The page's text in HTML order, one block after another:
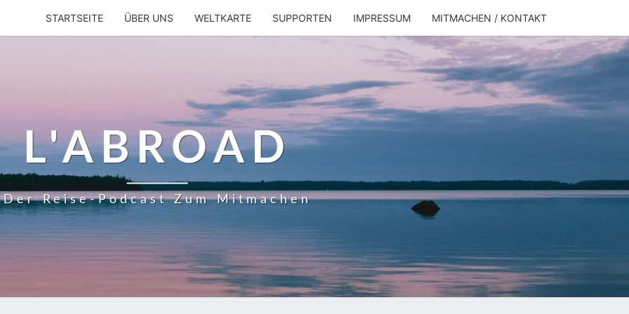
STARTSEITE ÜBER UNS WELTKARTE SUPPORTEN IMPRESSUM MITMACHEN / KONTAKT
L'ABROAD
Der Reise-Podcast Zum Mitmachen